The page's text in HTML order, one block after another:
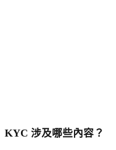
KYC 涉及哪些內容？